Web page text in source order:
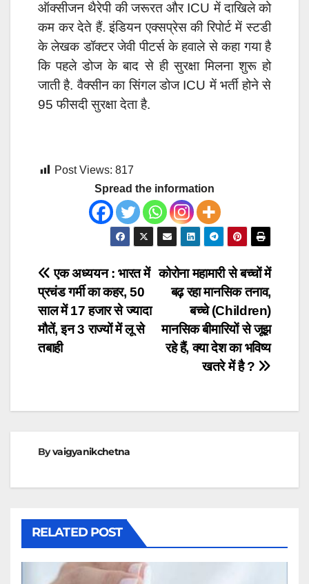
ऑक्सीजन थैरेपी की जरूरत और ICU में दाखिले को
कम कर देते हैं. इंडियन एक्सप्रेस की रिपोर्ट में स्टडी
के लेखक डॉक्टर जेवी पीटर्स के हवाले से कहा गया है
कि पहले डोज के बाद से ही सुरक्षा मिलना शुरू हो
जाती है. वैक्सीन का सिंगल डोज ICU में भर्ती होने से
95 फीसदी सुरक्षा देता है.
Post Views: 817
Spread the information
Post
navigation
कोरोना महामारी से बच्चों में
बढ़ रहा मानसिक तनाव,
बच्चे (Children)
मानसिक बीमारियों से जूझ
रहे हैं, क्या देश का भविष्य
खतरे में है ?
एक अध्ययन : भारत में
प्रचंड गर्मी का कहर, 50
साल में 17 हजार से ज्यादा
मौतें, इन 3 राज्यों में लू से
तबाही
Byvaigyanikchetna
RELATED POST